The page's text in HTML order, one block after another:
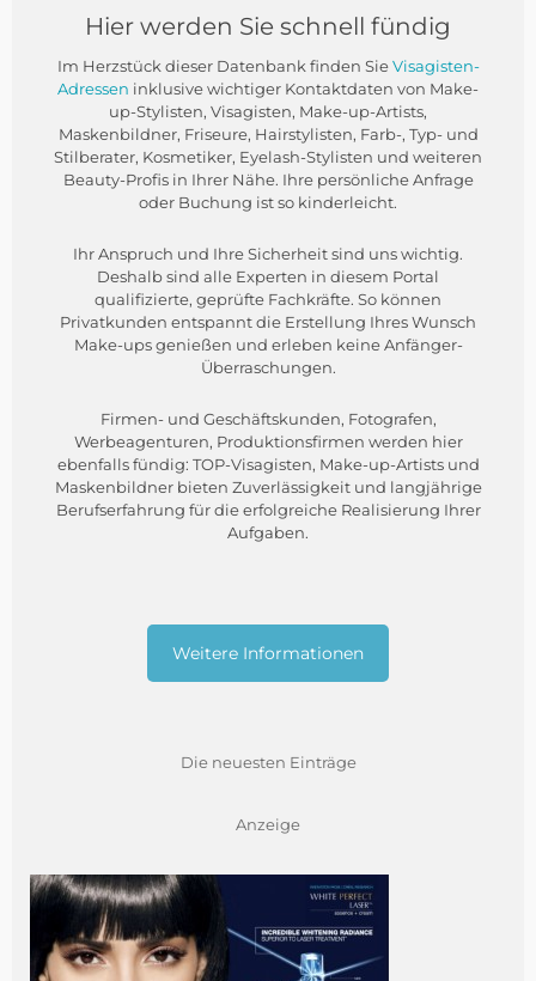
Hier werden Sie schnell fündig
Im Herzstück dieser Datenbank finden SieVisagisten-
Adressen inklusive wichtiger Kontaktdaten von Make-
up-Stylisten, Visagisten, Make-up-Artists,
Maskenbildner, Friseure, Hairstylisten, Farb-, Typ- und
Stilberater, Kosmetiker, Eyelash-Stylisten und weiteren
Beauty-Profis in Ihrer Nähe. Ihre persönliche Anfrage
oder Buchung ist so kinderleicht.
Ihr Anspruch und Ihre Sicherheit sind uns wichtig.
Deshalb sind alle Experten in diesem Portal
qualifizierte, geprüfte Fachkräfte. So können
Privatkunden entspannt die Erstellung Ihres Wunsch
Make-ups genießen und erleben keine Anfänger-
Überraschungen.
Firmen- und Geschäftskunden, Fotografen,
Werbeagenturen, Produktionsfirmen werden hier
ebenfalls fündig: TOP-Visagisten, Make-up-Artists und
Maskenbildner bieten Zuverlässigkeit und langjährige
Berufserfahrung für die erfolgreiche Realisierung Ihrer
Aufgaben.
Weitere Informationen
Die neuesten Einträge
Anzeige